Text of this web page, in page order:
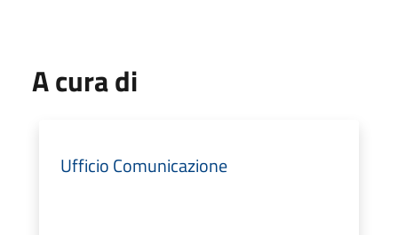
A cura di
Ufficio Comunicazione